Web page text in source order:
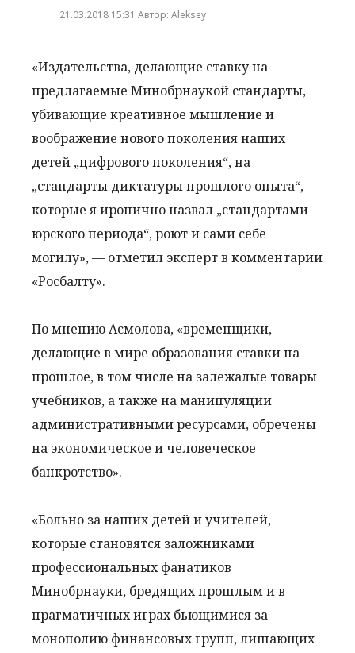
21.03.2018 15:31 Автор: Aleksey
«Издательства, делающие ставку на
предлагаемые Минобрнаукой стандарты,
убивающие креативное мышление и
воображение нового поколения наших
детей „цифрового поколения“, на
„стандарты диктатуры прошлого опыта“,
которые я иронично назвал „стандартами
юрского периода“, роют и сами себе
могилу», — отметил эксперт в комментарии
«Росбалту».
По мнению Асмолова, «временщики,
делающие в мире образования ставки на
прошлое, в том числе на залежалые товары
учебников, а также на манипуляции
административными ресурсами, обречены
на экономическое и человеческое
банкротство».
«Больно за наших детей и учителей,
которые становятся заложниками
профессиональных фанатиков
Минобрнауки, бредящих прошлым и в
прагматичных играх бьющимися за
монополию финансовых групп, лишающих